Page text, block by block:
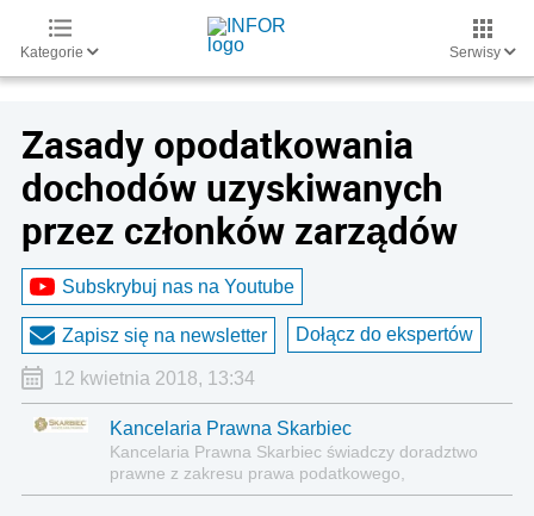
Kategorie Serwisy
Zasady opodatkowania
dochodów uzyskiwanych
przez członków zarządów
Subskrybuj nas na Youtube
Zapisz się na newsletter Dołącz do ekspertów
12 kwietnia 2018, 13:34
Kancelaria Prawna Skarbiec
Kancelaria Prawna Skarbiec świadczy doradztwo
prawne z zakresu prawa podatkowego,
gospodarczego, cywilnego i karnego.